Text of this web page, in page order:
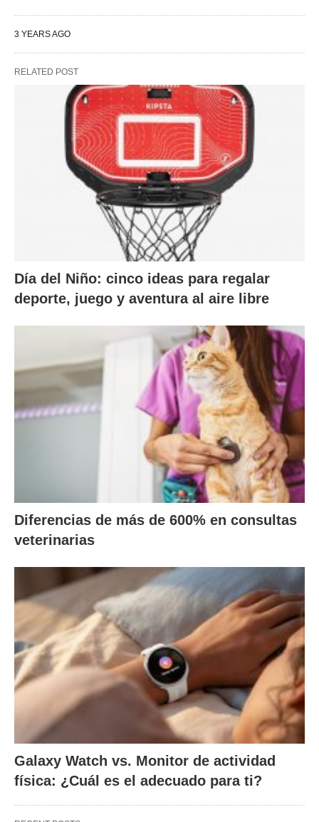
3 YEARS AGO
RELATED POST
Día del Niño: cinco ideas para regalar
deporte, juego y aventura al aire libre
Diferencias de más de 600% en consultas
veterinarias
Galaxy Watch vs. Monitor de actividad
física: ¿Cuál es el adecuado para ti?